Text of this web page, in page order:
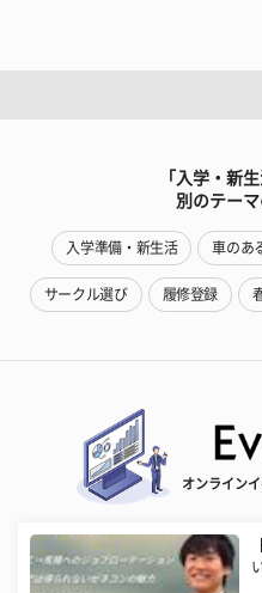
「入学・新
別のテー
入学準備・新生活 車のあ
サークル選び 履修登録
オンライン